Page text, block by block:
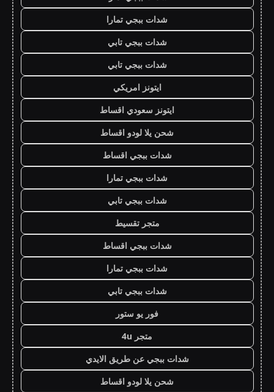
شدات ببجي تمارا
شدات ببجي تابي
شدات ببجي تابي
ايتونز امريكي
ايتونز سعودي اقساط
شحن يلا لودو اقساط
شدات ببجي اقساط
شدات ببجي تمارا
شدات ببجي تابي
متجر تقسيط
شدات ببجي اقساط
شدات ببجي تمارا
شدات ببجي تابي
فور يو ستور
متجر 4u
شدات ببجي عن طريق الايدي
شحن يلا لودو اقساط